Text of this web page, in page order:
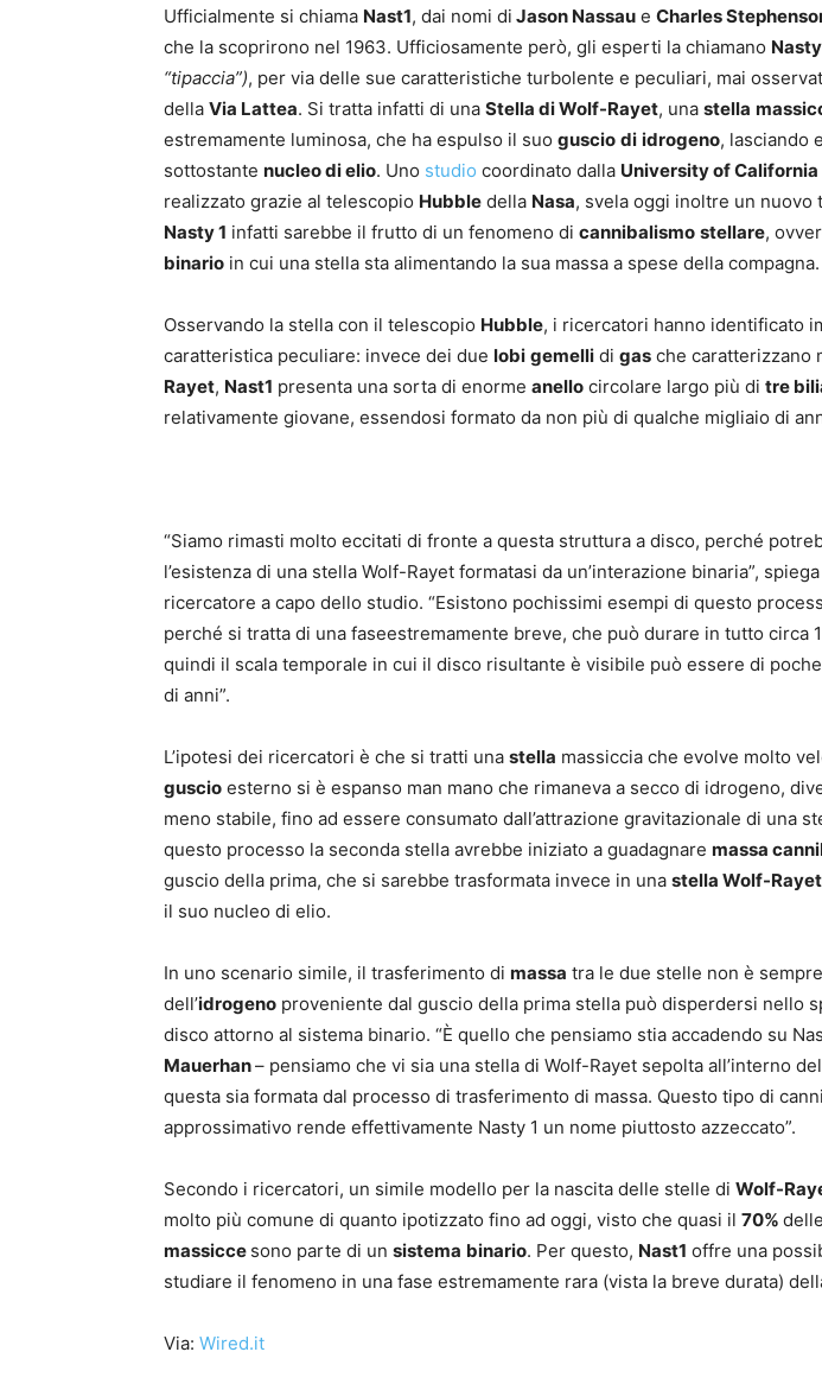
Ufficialmente si chiama Nast1, dai nomi di Jason Nassau e Charles
che la scoprirono nel 1963. Ufficiosamente però, gli esperti la chiamano Nasty
“tipaccia”), per via delle sue caratteristiche turbolente e peculiari, mai
della Via Lattea. Si tratta infatti di una Stella diWolf-Rayet, una stella
estremamente luminosa, che ha espulso il suo guscio di idrogeno, lasciando
sottostante nucleo di elio. Uno studio coordinato dalla University of California
realizzato grazie al telescopio Hubble della Nasa, svela oggi inoltre un nuovo
Nasty 1 infatti sarebbe il frutto di un fenomeno di cannibalismo stellare,
binario in cui una stella sta alimentando la sua massa a spese della compagna.
Osservando la stella con il telescopio Hubble, i ricercatori hanno identificato
caratteristica peculiare: invece dei due lobi gemelli di gas che caratterizzano
Rayet, Nast1 presenta una sorta di enorme anello circolare largo più di tre
relativamente giovane, essendosi formato da non più di qualche migliaio di
“Siamo rimasti molto eccitati di fronte a questa struttura a disco, perché
l’esistenza di una stella Wolf-Rayet formatasi da un’interazione binaria”, spiega
ricercatore a capo dello studio. “Esistono pochissimi esempi di questo
perché si tratta di una faseestremamente breve, che può durare in tutto circa
quindi il scala temporale in cui il disco risultante è visibile può essere di
di anni”.
L’ipotesi dei ricercatori è che si tratti una stella massiccia che evolve molto
guscio esterno si è espanso man mano che rimaneva a secco di idrogeno,
meno stabile, fino ad essere consumato dall’attrazione gravitazionale di una
questo processo la seconda stella avrebbe iniziato a guadagnare massa
guscio della prima, che si sarebbe trasformata invece in una stella Wolf-Rayet
il suo nucleo di elio.
In uno scenario simile, il trasferimento di massa tra le due stelle non è
dell’idrogeno proveniente dal guscio della prima stella può disperdersi nello
disco attorno al sistema binario. “È quello che pensiamo stia accadendo su
Mauerhan– pensiamo che vi sia una stella di Wolf-Rayet sepolta all’interno
questa sia formata dal processo di trasferimento di massa. Questo tipo di
approssimativo rende effettivamente Nasty 1 un nome piuttosto azzeccato”.
Secondo i ricercatori, un simile modello per la nascita delle stelle di Wolf-
molto più comune di quanto ipotizzato fino ad oggi, visto che quasi il 70% delle
massicce sono parte di un sistema binario. Per questo, Nast1 offre una
studiare il fenomeno in una fase estremamente rara (vista la breve durata)
Via: Wired.it